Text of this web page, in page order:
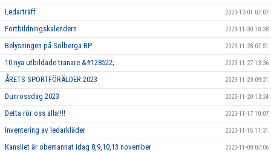
Ledarträff 2023-12-01 07:07
Fortbildningskalendern 2023-11-30 10:38
Belysningen på Solberga BP 2023-11-28 07:51
10 nya utbildade tränare &#128522; 2023-11-27 13:36
ÅRETS SPORTFÖRÄLDER 2023 2023-11-23 09:21
Dunrossdag 2023 2023-11-20 13:24
Detta rör oss alla!!!! 2023-11-17 10:07
Inventering av ledarkläder 2023-11-15 11:31
Kansliet är obemannat idag 8,9,10,13 november 2023-11-08 07:06